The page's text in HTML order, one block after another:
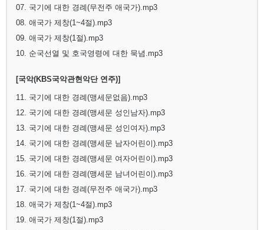
07. 국기에 대한 경례(무전주 애국가).mp3
08. 애국가 제창(1~4절).mp3
09. 애국가 제창(1절).mp3
10. 순국선열 및 호국영령에 대한 묵념.mp3
[국악(KBS국악관현악단 연주)]
11. 국기에 대한 경례(맹세문없음).mp3
12. 국기에 대한 경례(맹세문 성인남자).mp3
13. 국기에 대한 경례(맹세문 성인여자).mp3
14. 국기에 대한 경례(맹세문 남자어린이).mp3
15. 국기에 대한 경례(맹세문 여자어린이).mp3
16. 국기에 대한 경례(맹세문 남녀어린이).mp3
17. 국기에 대한 경례(무전주 애국가).mp3
18. 애국가 제창(1~4절).mp3
19. 애국가 제창(1절).mp3